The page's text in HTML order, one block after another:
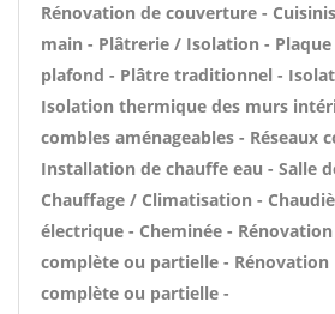
Rénovation de couverture -
main - Plâtrerie / Isolation -
plafond - Plâtre traditionnel -
Isolation thermique des murs
combles aménageables - Réseaux
Installation de chauffe eau - Salle
Chauffage / Climatisation -
électrique - Cheminée -
complète ou partielle -
complète ou partielle -